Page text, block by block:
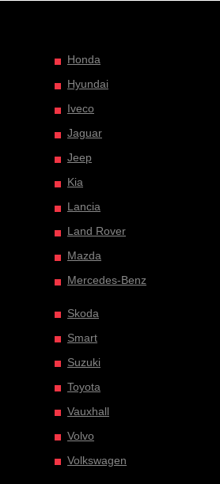
Honda
Hyundai
Iveco
Jaguar
Jeep
Kia
Lancia
Land Rover
Mazda
Mercedes-Benz
Skoda
Smart
Suzuki
Toyota
Vauxhall
Volvo
Volkswagen